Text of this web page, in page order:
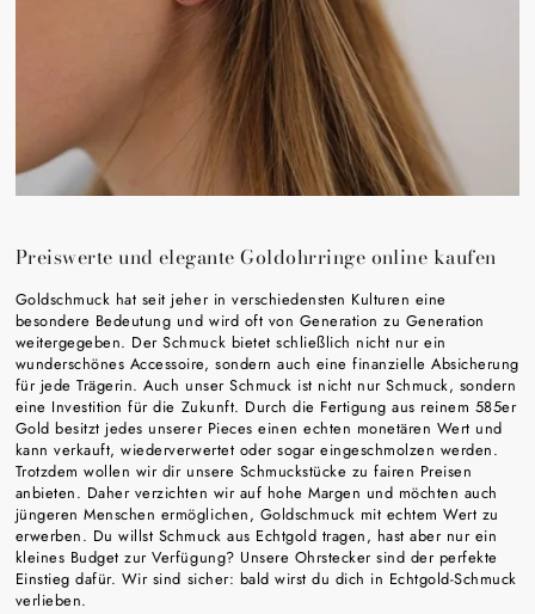
Preiswerte und elegante Goldohrringe online kaufen
Goldschmuck hat seit jeher in verschiedensten Kulturen eine
besondere Bedeutung und wird oft von Generation zu Generation
weitergegeben. Der Schmuck bietet schließlich nicht nur ein
wunderschönes Accessoire, sondern auch eine finanzielle Absicherung
für jede Trägerin. Auch unser Schmuck ist nicht nur Schmuck, sondern
eine Investition für die Zukunft. Durch die Fertigung aus reinem 585er
Gold besitzt jedes unserer Pieces einen echten monetären Wert und
kann verkauft, wiederverwertet oder sogar eingeschmolzen werden.
Trotzdem wollen wir dir unsere Schmuckstücke zu fairen Preisen
anbieten. Daher verzichten wir auf hohe Margen und möchten auch
jüngeren Menschen ermöglichen, Goldschmuck mit echtem Wert zu
erwerben. Du willst Schmuck aus Echtgold tragen, hast aber nur ein
kleines Budget zur Verfügung? Unsere Ohrstecker sind der perfekte
Einstieg dafür. Wir sind sicher: bald wirst du dich in Echtgold-Schmuck
verlieben.